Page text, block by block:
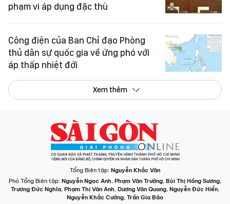
phạm vi áp dụng đặc thù
Công điện của Ban Chỉ đạo Phòng
thủ dân sự quốc gia về ứng phó với
áp thấp nhiệt đới
Xem thêm
Tổng Biên tập: Nguyễn Khắc Văn
Phó Tổng Biên tập: Nguyễn Ngọc Anh, Phạm Văn Trường, Bùi Thị Hồng Sương,
Trương Đức Nghĩa, Phạm Thị Vân Anh, Dương Văn Quang, Nguyễn Đức Hiển,
Nguyễn Khắc Cường, Trần Gia Bảo